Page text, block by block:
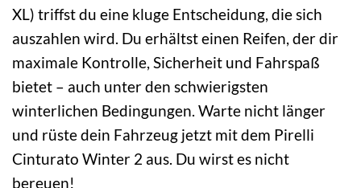
XL) triffst du eine kluge Entscheidung, die sich
auszahlen wird. Du erhältst einen Reifen, der dir
maximale Kontrolle, Sicherheit und Fahrspaß
bietet – auch unter den schwierigsten
winterlichen Bedingungen. Warte nicht länger
und rüste dein Fahrzeug jetzt mit dem Pirelli
Cinturato Winter 2 aus. Du wirst es nicht
bereuen!